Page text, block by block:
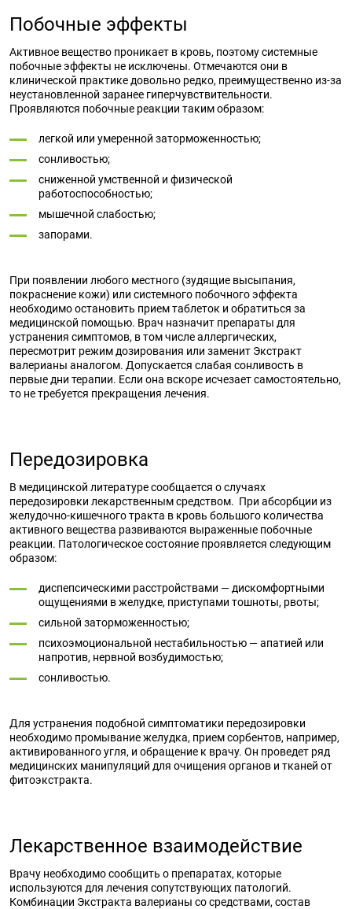
Побочные эффекты
Активное вещество проникает в кровь, поэтому системные
побочные эффекты не исключены. Отмечаются они в
клинической практике довольно редко, преимущественно из-за
неустановленной заранее гиперчувствительности.
Проявляются побочные реакции таким образом:
легкой или умеренной заторможенностью;
сонливостью;
сниженной умственной и физической
работоспособностью;
мышечной слабостью;
запорами.
При появлении любого местного (зудящие высыпания,
покраснение кожи) или системного побочного эффекта
необходимо остановить прием таблеток и обратиться за
медицинской помощью. Врач назначит препараты для
устранения симптомов, в том числе аллергических,
пересмотрит режим дозирования или заменит Экстракт
валерианы аналогом. Допускается слабая сонливость в
первые дни терапии. Если она вскоре исчезает самостоятельно,
то не требуется прекращения лечения.
Передозировка
В медицинской литературе сообщается о случаях
передозировки лекарственным средством. При абсорбции из
желудочно-кишечного тракта в кровь большого количества
активного вещества развиваются выраженные побочные
реакции. Патологическое состояние проявляется следующим
образом:
диспепсическими расстройствами — дискомфортными
ощущениями в желудке, приступами тошноты, рвоты;
сильной заторможенностью;
психоэмоциональной нестабильностью — апатией или
напротив, нервной возбудимостью;
сонливостью.
Для устранения подобной симптоматики передозировки
необходимо промывание желудка, прием сорбентов, например,
активированного угля, и обращение к врачу. Он проведет ряд
медицинских манипуляций для очищения органов и тканей от
фитоэкстракта.
Лекарственное взаимодействие
Врачу необходимо сообщить о препаратах, которые
используются для лечения сопутствующих патологий.
Комбинации Экстракта валерианы со средствами, состав